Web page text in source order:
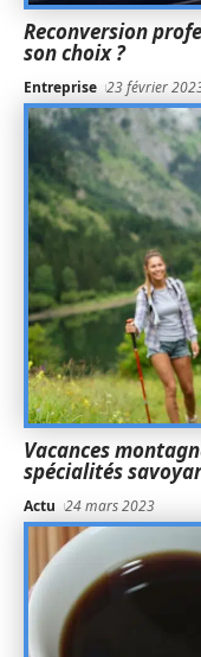
Reconversion
son choix ?
Entreprise 23 février
Vacances
spécialités
Actu 24 mars 2023